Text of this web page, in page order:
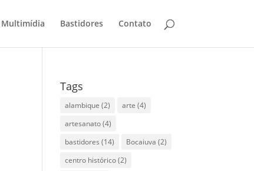
Multimídia Bastidores Contato
Tags
alambique (2) arte (4)
artesanato(4)
bastidores (14) Bocaiuva (2)
centro histórico(2)